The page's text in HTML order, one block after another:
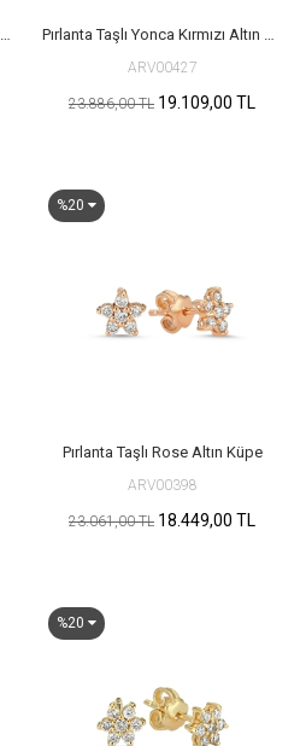
Pırlanta Taşlı Yonca Kırmızı Altın Küpe Pırlanta Taşlı Yonca Kırmızı Altın Küpe
ARV00427
23.886,00 TL 19.109,00 TL
%20
Pırlanta Taşlı Rose Altın Küpe
ARV00398
23.061,00 TL 18.449,00 TL
%20